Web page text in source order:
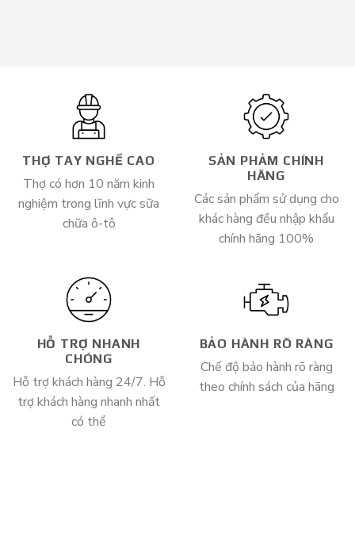
THỢ TAY NGHỀ CAO
Thợ có hơn 10 năm kinh
nghiệm trong lĩnh vực sữa
chữa ô-tô
SẢN PHẢM CHÍNH
HÃNG
Các sản phẩm sử dụng cho
khác hàng đều nhập khẩu
chính hãng 100%
HỖ TRỢ NHANH
CHÓNG
Hỗ trợ khách hàng 24/7. Hỗ
trợ khách hàng nhanh nhất
có thể
BẢO HÀNH RÕ RÀNG
Chế độ bảo hành rõ ràng
theo chính sách của hãng